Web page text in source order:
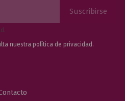
.
nuestrapolítica de privacidad.